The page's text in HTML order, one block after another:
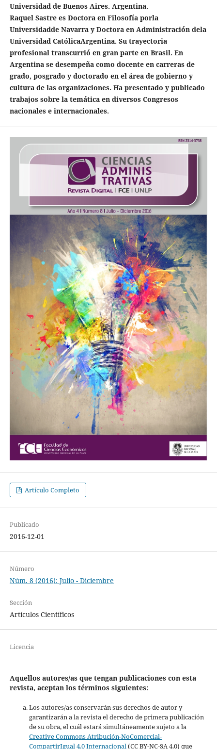
Universidad de Buenos Aires. Argentina.
Raquel Sastre es Doctora en Filosofía porla
Universidadde Navarra y Doctora en Administración dela
Universidad CatólicaArgentina. Su trayectoria
profesional transcurrió en gran parte en Brasil. En
Argentina se desempeña como docente en carreras de
grado, posgrado y doctorado en el área de gobierno y
cultura de las organizaciones. Ha presentado y publicado
trabajos sobre la temática en diversos Congresos
nacionales e internacionales.
Artículo Completo
Publicado
2016-12-01
Número
Núm. 8 (2016): Julio - Diciembre
Sección
Artículos Científicos
Licencia
Aquellos autores/as que tengan publicaciones con esta
revista, aceptan los términos siguientes:
Los autores/as conservarán sus derechos de autor y
garantizarán a la revista el derecho de primera publicación
de su obra, el cuál estará simultáneamente sujeto a la
Creative Commons Atribución-NoComercial-
CompartirIgual 4.0 Internacional(CC BY-NC-SA 4.0) que